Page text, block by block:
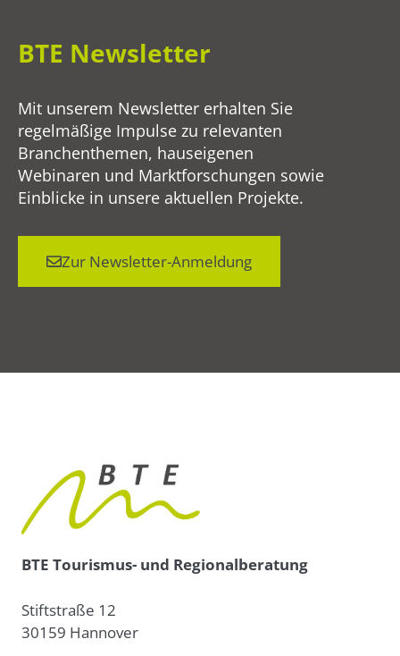
BTE Newsletter
Mit unserem Newsletter erhalten Sie
regelmäßige Impulse zu relevanten
Branchenthemen, hauseigenen
Webinaren und Marktforschungen sowie
Einblicke in unsere aktuellen Projekte.
Zur Newsletter-Anmeldung
BTE Tourismus- und Regionalberatung
Stiftstraße 12
30159 Hannover